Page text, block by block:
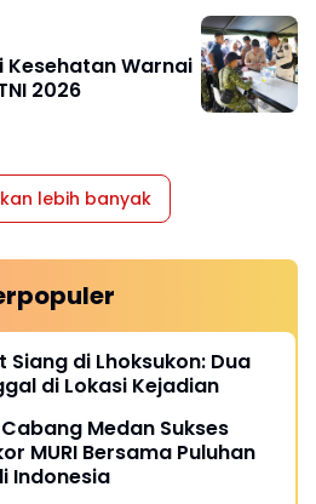
Kesehatan Warnai
2026
lebih banyak
di Lhoksukon: Dua
di Lokasi Kejadian
Medan Sukses
MURI Bersama Puluhan
Indonesia